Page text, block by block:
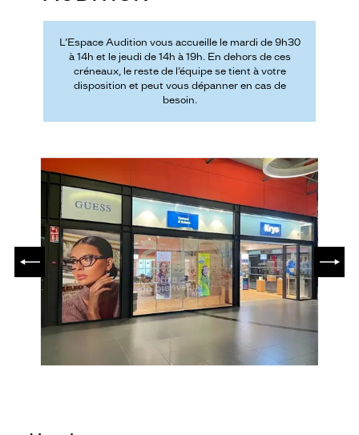
L’Espace Audition vous accueille le mardi de 9h30
à 14h et le jeudi de 14h à 19h. En dehors de ces
créneaux, le reste de l’équipe se tient à votre
disposition et peut vous dépanner en cas de
besoin.
PRÉCÉDENT